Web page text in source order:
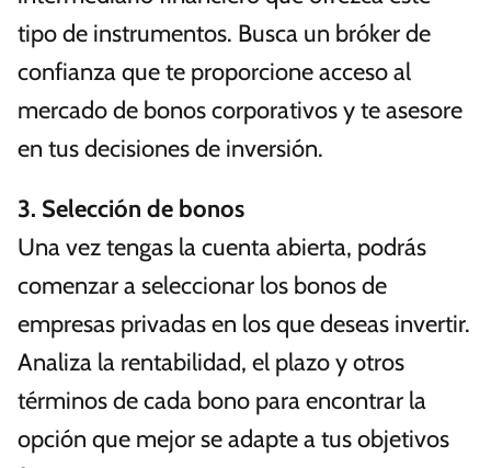
tipo de instrumentos. Busca un bróker de
confianza que te proporcione acceso al
mercado de bonos corporativos y te asesore
en tus decisiones de inversión.
3. Selección de bonos
Una vez tengas la cuenta abierta, podrás
comenzar a seleccionar los bonos de
empresas privadas en los que deseas invertir.
Analiza la rentabilidad, el plazo y otros
términos de cada bono para encontrar la
opción que mejor se adapte a tus objetivos